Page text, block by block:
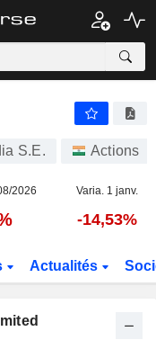
S.E. Actions
2026 Varia. 1 janv.
-14,53%
Actualités